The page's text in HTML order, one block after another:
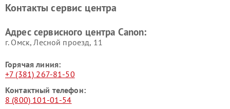
Контакты сервис центра
Адрес сервисного центра Canon:
г. Омск, ​Лесной проезд, 11
Горячая линия:
+7 (381) 267-81-50
Контактный телефон:
8 (800) 101-01-54